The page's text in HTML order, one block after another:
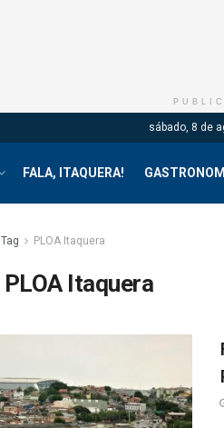
sábado, 8 de
FALA, ITAQUERA!
Tag PLOA Itaquera
PLOA Itaquera